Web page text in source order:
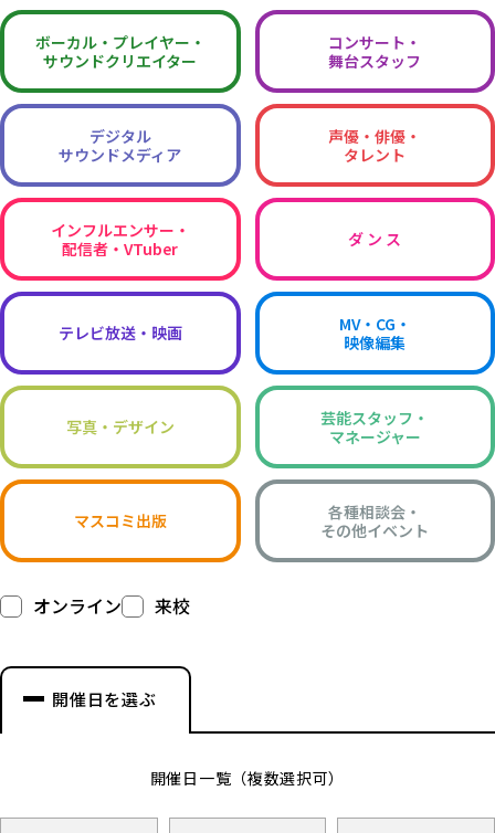
ボーカル・ プレイヤー・
サウンドクリエイター
コンサート・
舞台スタッフ
デジタル
サウンドメディア
声優・俳優・
タレント
インフルエンサー・
配信者・VTuber
ダ ン ス
テレビ放送・映画
MV・CG・
映像編集
写真・デザイン
芸能スタッフ・
マネージャー
マスコミ出版
各種相談会・
その他イベント
オンライン 来校
開催日を選ぶ
開催日一覧（複数選択可）